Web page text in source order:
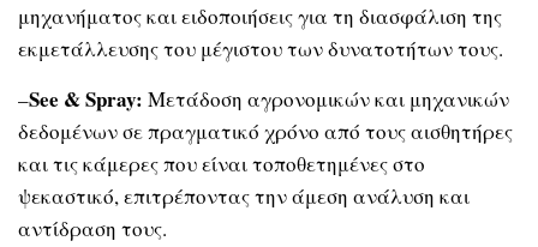
μηχανήματος και ειδοποιήσεις για τη διασφάλιση της
εκμετάλλευσης του μέγιστου των δυνατοτήτων τους.
–See & Spray: Μετάδοση αγρονομικών και μηχανικών
δεδομένων σε πραγματικό χρόνο από τους αισθητήρες
και τις κάμερες που είναι τοποθετημένες στο
ψεκαστικό, επιτρέποντας την άμεση ανάλυση και
αντίδραση τους.